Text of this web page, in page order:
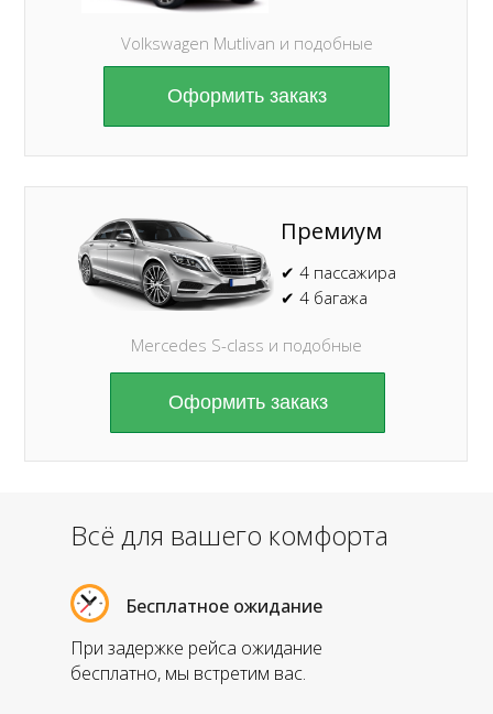
Volkswagen Mutlivan и подобные
Премиум
Mercedes S-class и подобные
✔ 4 пассажира
✔ 4 багажа
Оформить закакз
Оформить закакз
При задержке рейса ожидание
бесплатно, мы встретим вас.
Бесплатное ожидание
Всё для вашего комфорта